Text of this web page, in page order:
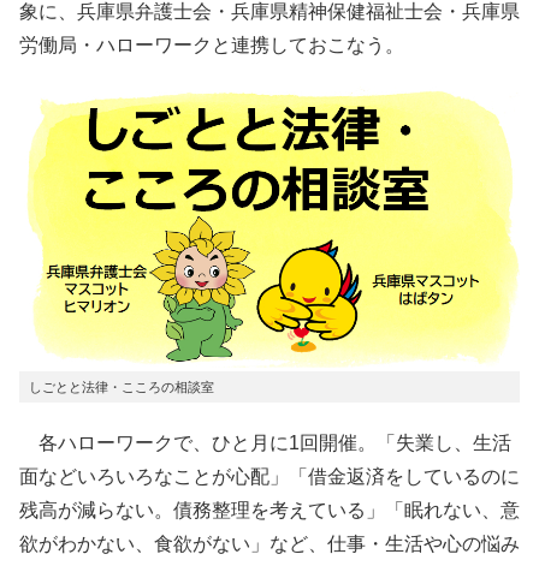
象に、兵庫県弁護士会・兵庫県精神保健福祉士会・兵庫県
労働局・ハローワークと連携しておこなう。
しごとと法律・こころの相談室
各ハローワークで、ひと月に1回開催。「失業し、生活
面などいろいろなことが心配」「借金返済をしているのに
残高が減らない。債務整理を考えている」「眠れない、意
欲がわかない、食欲がない」など、仕事・生活や心の悩み